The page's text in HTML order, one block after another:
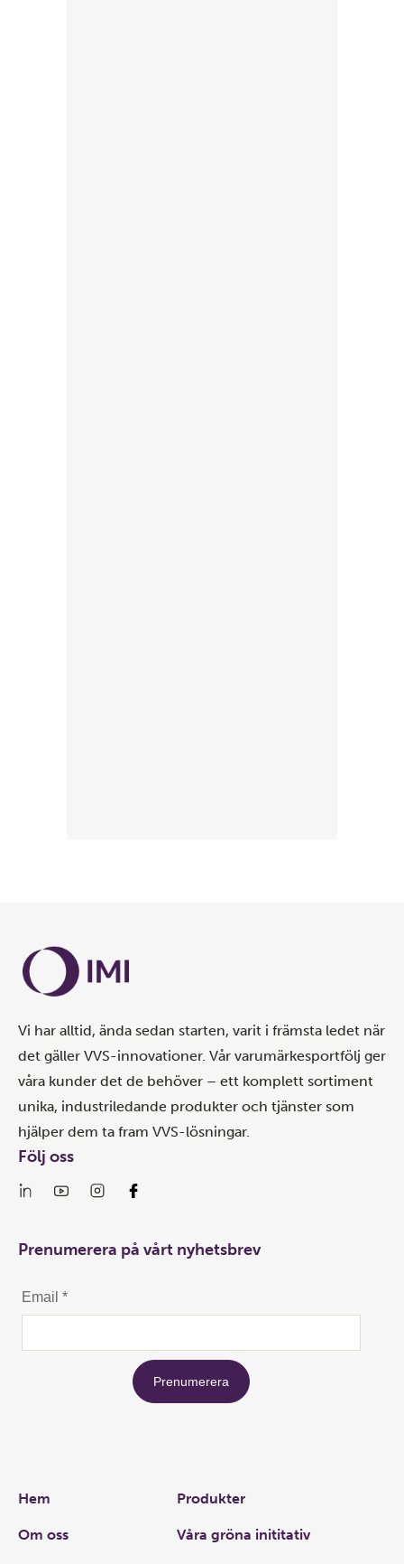
Vi har alltid, ända sedan starten, varit i främsta ledet när
det gäller VVS-innovationer. Vår varumärkesportfölj ger
våra kunder det de behöver – ett komplett sortiment
unika, industriledande produkter och tjänster som
hjälper dem ta fram VVS-lösningar.
Links
Hem Produkter
Om oss Våra gröna inititativ
Följ oss
Prenumerera på vårt nyhetsbrev